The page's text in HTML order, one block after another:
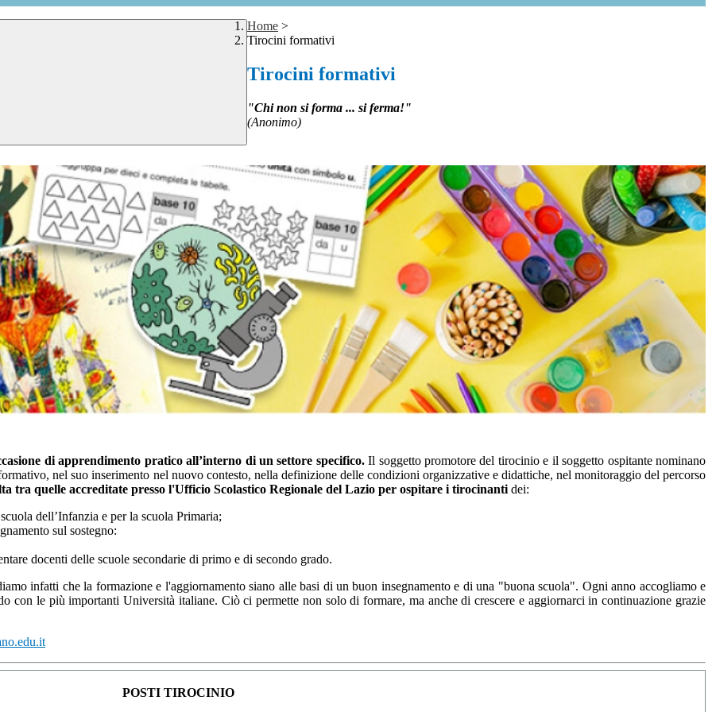
Home >
Tirocini formativi
Tirocini formativi
"Chi non si forma ... si ferma!"
(Anonimo)
di apprendimento pratico all’interno di un settore specifico.Il soggetto promotore del tirocinio e il soggetto ospitante nominano
nel suo inserimento nel nuovo contesto, nella definizione delle condizioni organizzative e didattiche, nel monitoraggio del percorso
tra quelle accreditate presso l'Ufficio Scolastico Regionale del Lazio per ospitare i tirocinanti dei:
dell’Infanzia e per la scuola Primaria;
sul sostegno:
docenti delle scuole secondarie di primo e di secondo grado.
infatti che la formazione e l'aggiornamento siano alle basi di un buon insegnamento e di una "buona scuola". Ogni anno accogliamo e
con le più importanti Università italiane. Ciò ci permette non solo di formare, ma anche di crescere e aggiornarci in continuazione grazie
POSTI TIROCINIO